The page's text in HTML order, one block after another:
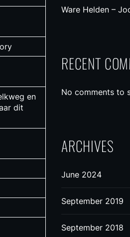
en
dit
Ware Helden –
RECENT
No comments to
ARCHIVES
June 2024
September 2019
September 2018